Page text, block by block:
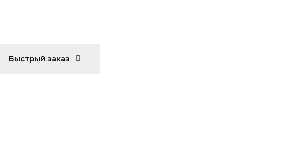
Быстрый заказ